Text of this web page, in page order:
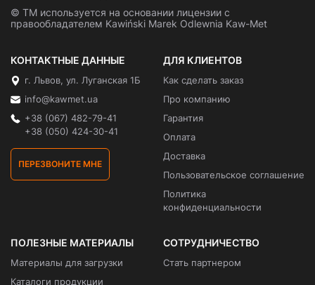
© ТМ используется на основании лицензии с
правообладателем Kawiński Marek Odlewnia Kaw-Met
КОНТАКТНЫЕ ДАННЫЕ
г. Львов, ул. Луганская 1Б
info@kawmet.ua
+38 (067) 482-79-41
+38 (050) 424-30-41
ПЕРЕЗВОНИТЕ МНЕ
ДЛЯ КЛИЕНТОВ
Как сделать заказ
Про компанию
Гарантия
Оплата
Доставка
Пользовательское соглашение
Политика
конфиденциальности
ПОЛЕЗНЫЕ МАТЕРИАЛЫ
Материалы для загрузки
Каталоги продукции
СОТРУДНИЧЕСТВО
Стать партнером